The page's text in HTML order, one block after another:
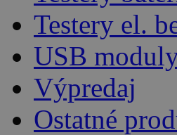
Testery el.
USB
Výpredaj
Ostatné